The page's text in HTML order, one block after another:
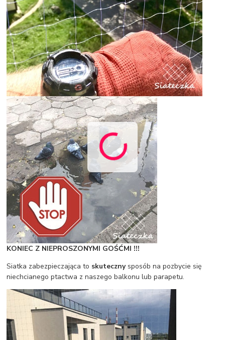
KONIEC Z NIEPROSZONYMI GOŚĆMI !!!
Siatka zabezpieczająca to skutecznysposób na pozbycie się
niechcianego ptactwa z naszego balkonu lub parapetu.